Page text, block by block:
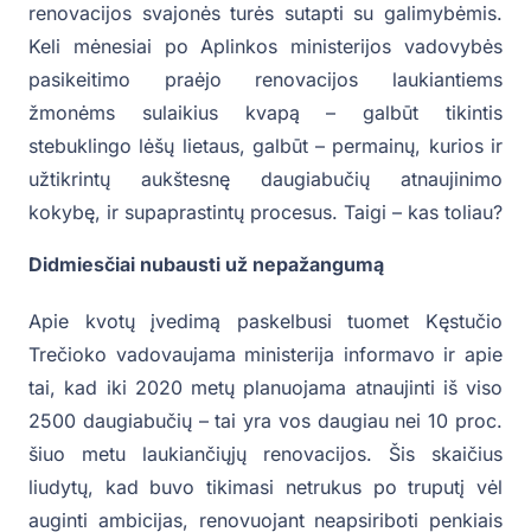
renovacijos svajonės turės sutapti su galimybėmis.
Keli mėnesiai po Aplinkos ministerijos vadovybės
pasikeitimo praėjo renovacijos laukiantiems
žmonėms sulaikius kvapą – galbūt tikintis
stebuklingo lėšų lietaus, galbūt – permainų, kurios ir
užtikrintų aukštesnę daugiabučių atnaujinimo
kokybę, ir supaprastintų procesus. Taigi – kas toliau?
Didmiesčiai nubausti už nepažangumą
Apie kvotų įvedimą paskelbusi tuomet Kęstučio
Trečioko vadovaujama ministerija informavo ir apie
tai, kad iki 2020 metų planuojama atnaujinti iš viso
2500 daugiabučių – tai yra vos daugiau nei 10 proc.
šiuo metu laukiančiųjų renovacijos. Šis skaičius
liudytų, kad buvo tikimasi netrukus po truputį vėl
auginti ambicijas, renovuojant neapsiriboti penkiais